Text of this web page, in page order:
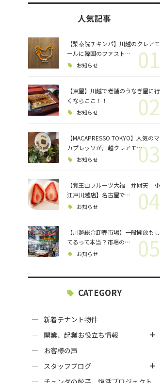
チュンダの餃子
ロジェクト
人気記事
【梨泰院チキンパ】川越のクレアモ
ールに韓国のファスト…
お知らせ 01
【東屋】川越で老舗のうなぎ屋に行
くならここ！！
お知らせ 02
【MACAPRESSO TOKYO】人気のマ
カプレッソが川越クレアモ…
お知らせ 03
【覚王山フルーツ大福 弁財天 小
江戸川越店】名古屋で…
お知らせ 04
【川越総合卸売市場】一般開放もし
てるって本当？市場の…
お知らせ 05
CATEGORY
新着テナント物件
開業、起業お役立ち情報
お客様の声
スタッフブログ